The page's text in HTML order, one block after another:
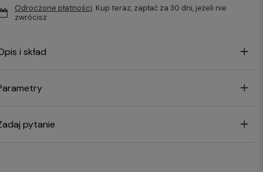
Odroczone płatności. Kup teraz, zapłać za 30 dni, jeżeli nie
zwrócisz
i skład
pytanie